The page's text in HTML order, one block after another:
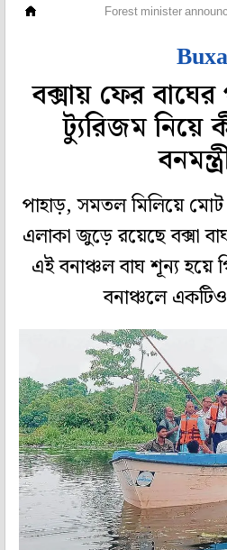
Forest minister
Buxa
বক্সায় ফের
ট্যুরিজম নিয়ে
পাহাড়, সমতল মিলিয়ে
এলাকা জুড়ে রয়েছে বক্সা
এই বনাঞ্চল বাঘ শূন্য হয়ে
বনাঞ্চলে